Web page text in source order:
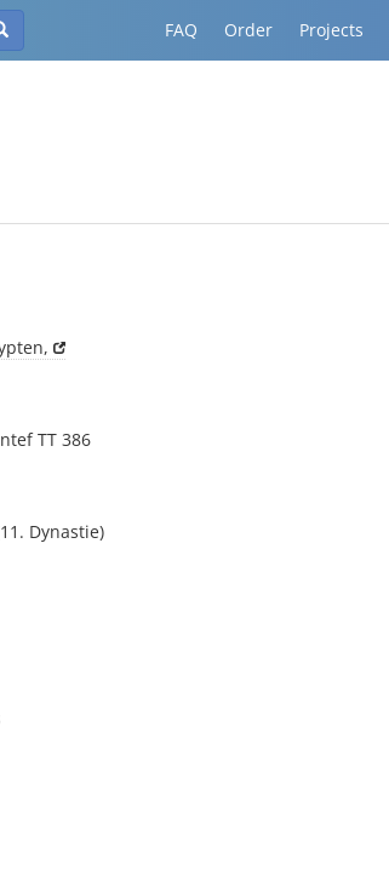
FAQ Order Projects
TT 386
Dynastie)